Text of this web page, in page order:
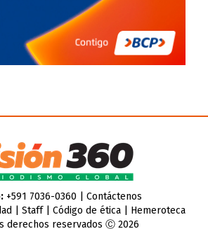
+591 7036-0360 | Contáctenos
Staff| Código de ética| Hemeroteca
derechos reservados Ⓒ 2026